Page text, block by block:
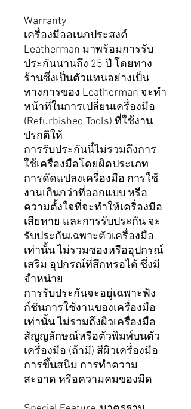
Warranty
เครื่องมืออเนกประสงค์
Leatherman มาพร้อมการรับ
ประกันนานถึง 25 ปี โดยทาง
ร้านซึ่งเป็นตัวแทนอย่างเป็น
ทางการของ Leatherman จะทำ
หน้าที่ในการเปลี่ยนเครื่องมือ
(Refurbished Tools) ที่ใช้งาน
ปรกติให้
การรับประกันนี้ไม่รวมถึงการ
ใช้เครื่องมือโดยผิดประเภท
การดัดแปลงเครื่องมือ การใช้
งานเกินกว่าที่ออกแบบ หรือ
ความตั้งใจที่จะทำให้เครื่องมือ
เสียหาย และการรับประกัน จะ
รับประกันเฉพาะตัวเครื่องมือ
เท่านั้น ไม่รวมซองหรืออุปกรณ์
เสริม อุปกรณ์ที่สึกหรอได้ ซึ่งมี
จำหน่าย
การรับประกันจะอยู่เฉพาะฟัง
ก์ชั่นการใช้งานของเครื่องมือ
เท่านั้น ไม่รวมถึงผิวเครื่องมือ
สัญญลักษณ์หรือตัวพิมพ์บนตัว
เครื่องมือ (ถ้ามี) สีผิวเครื่องมือ
การขึ้นสนิม การทำความ
สะอาด หรือความคมของมีด